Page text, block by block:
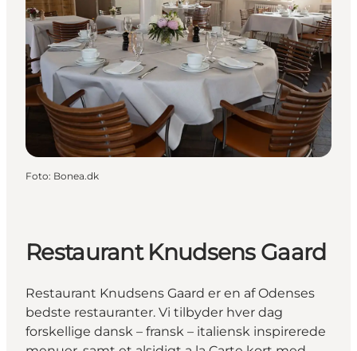
Foto: Bonea.dk
Restaurant Knudsens Gaard
Restaurant Knudsens Gaard er en af Odenses
bedste restauranter. Vi tilbyder hver dag
forskellige dansk – fransk – italiensk inspirerede